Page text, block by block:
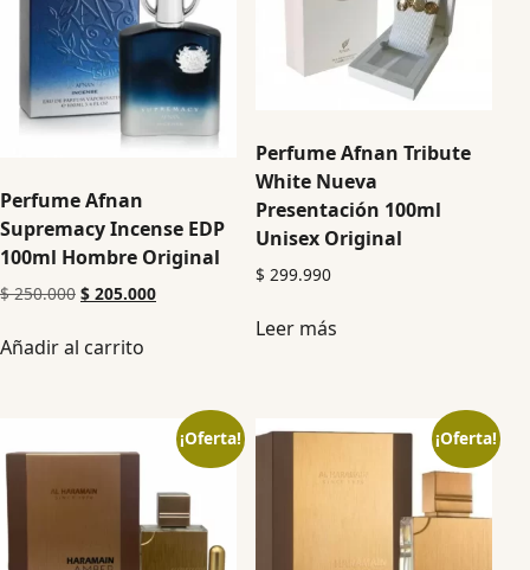
Perfume Afnan
Supremacy Incense EDP
100ml Hombre Original
$250.000 $ 205.000
Añadir al carrito
Perfume Afnan Tribute
White Nueva
Presentación 100ml
Unisex Original
$ 299.990
Leer más
¡Oferta! ¡Oferta!